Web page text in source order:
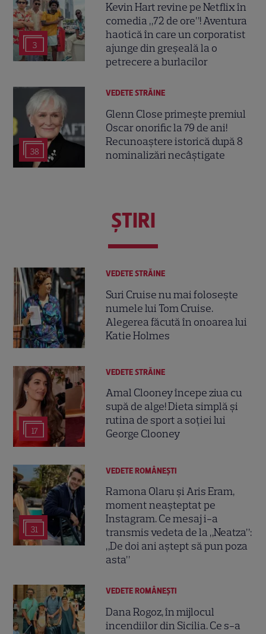
3
Kevin Hart revine pe Netflix în
comedia „72 de ore”! Aventura
haotică în care un corporatist
ajunge din greșeală la o
petrecere a burlacilor
38
VEDETE STRĂINE
Glenn Close primește premiul
Oscar onorific la 79 de ani!
Recunoaștere istorică după 8
nominalizări necâștigate
ŞTIRI
VEDETE STRĂINE
Suri Cruise nu mai folosește
numele lui Tom Cruise.
Alegerea făcută în onoarea lui
Katie Holmes
17
VEDETE STRĂINE
Amal Clooney începe ziua cu
supă de alge! Dieta simplă și
rutina de sport a soției lui
George Clooney
31
VEDETE ROMÂNEŞTI
Ramona Olaru și Aris Eram,
moment neașteptat pe
Instagram. Ce mesaj i-a
transmis vedeta de la „Neatza”:
„De doi ani aștept să pun poza
asta”
VEDETE ROMÂNEŞTI
Dana Rogoz, în mijlocul
incendiilor din Sicilia. Ce s-a